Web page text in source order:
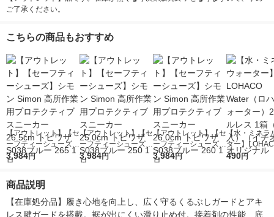
ご了承ください。
こちらの商品もおすすめ
【アウトレット】【セ
ーフティーシューズ】
シモン Simon 高所作
ワザS038ブルー 265
1足
3,984円
【アウトレット】【セ
ーフティーシューズ】
シモン Simon 高所作
1足
3,984円
【アウトレット】【セ
ーフティーシューズ】
シモン Simon 高所作
1足
3,984円
【水・ミネラ
ター】
r（ロハコウ
490円
商品説明
【在庫処分品】履き心地を向上し、広く守るくるぶしガードとアキ
レス腱ガードを搭載。裾が出にくい滑り止め付。接着剤の性能、底